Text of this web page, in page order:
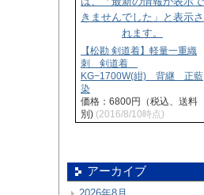
【松勘 剣道着】軽量一重織
刺 剣道着
KG−1700W(紺) 背継 正藍
染
価格：6800円（税込、送料
別) (2016/8/10時点)
アーカイブ